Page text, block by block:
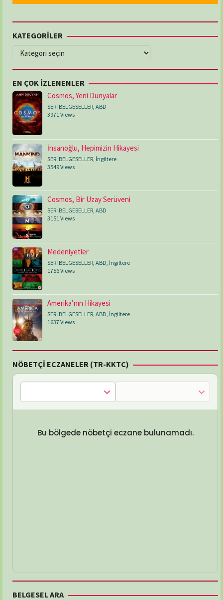
KATEGORİLER
KATEGORİLER
EN ÇOK İZLENENLER
Cosmos, Yeni Dünyalar
SERİ BELGESELLER, ABD
3971 Views
İnsanoğlu, Hepimizin Hikayesi
SERİ BELGESELLER, İngiltere
3549 Views
Cosmos, Bir Uzay Serüveni
SERİ BELGESELLER ABD
3151 Views
Medeniyetler
SERİ BELGESELLER, ABD, İngiltere
1756 Views
Amerika’nın Hikayesi
SERİ BELGESELLER ABD İngiltere
1637 Views
NÖBETÇİ ECZANELER (TR-KKTC)
Bu bölgede nöbetçi eczane bulunamadı.
BELGESEL ARA